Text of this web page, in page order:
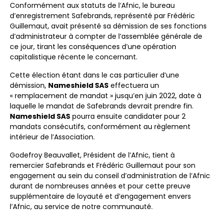
Conformément aux statuts de l’Afnic, le bureau
d’enregistrement Safebrands, représenté par Frédéric
Guillemaut, avait présenté sa démission de ses fonctions
d’administrateur à compter de l’assemblée générale de
ce jour, tirant les conséquences d’une opération
capitalistique récente le concernant.
Cette élection étant dans le cas particulier d’une
démission, Nameshield SAS effectuera un
« remplacement de mandat » jusqu’en juin 2022, date à
laquelle le mandat de Safebrands devrait prendre fin.
Nameshield SAS pourra ensuite candidater pour 2
mandats consécutifs, conformément au règlement
intérieur de l’Association.
Godefroy Beauvallet, Président de l’Afnic, tient à
remercier Safebrands et Frédéric Guillemaut pour son
engagement au sein du conseil d’administration de l’Afnic
durant de nombreuses années et pour cette preuve
supplémentaire de loyauté et d’engagement envers
l’Afnic, au service de notre communauté.